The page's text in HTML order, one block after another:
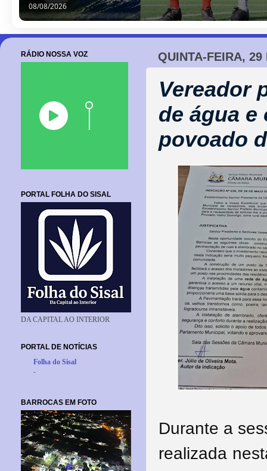
07/08/2026
QUINTA-FEIRA,
Vereador
de água e
povoado
Durante a
realizada
RÁDIO NOSSA VOZ
PORTAL FOLHA DO SISAL
DA CAPITAL AO INTERIOR
PORTAL DE NOTÍCIAS
Folha do Sisal
-
BARROCAS EM FOTO